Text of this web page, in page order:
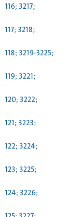
116; 3217;
117; 3218;
118; 3219-3225;
119; 3221;
120; 3222;
121; 3223;
122; 3224;
123; 3225;
124; 3226;